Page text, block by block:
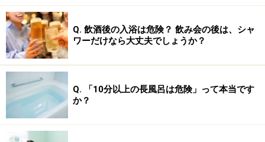
梅酒はいつごろ日本に広まったのでしょうか？ 意外と歴
史が長い、梅酒のルーツについてもご紹介しましょう。
梅酒誕生は江戸時代前期頃？ ルーツと日本
での梅酒の歴史
Q. 飲酒後の入浴は危険？ 飲み会の後は、シャ
ワーだけなら大丈夫でしょうか？
Q. 「10分以上の長風呂は危険」って本当です
か？